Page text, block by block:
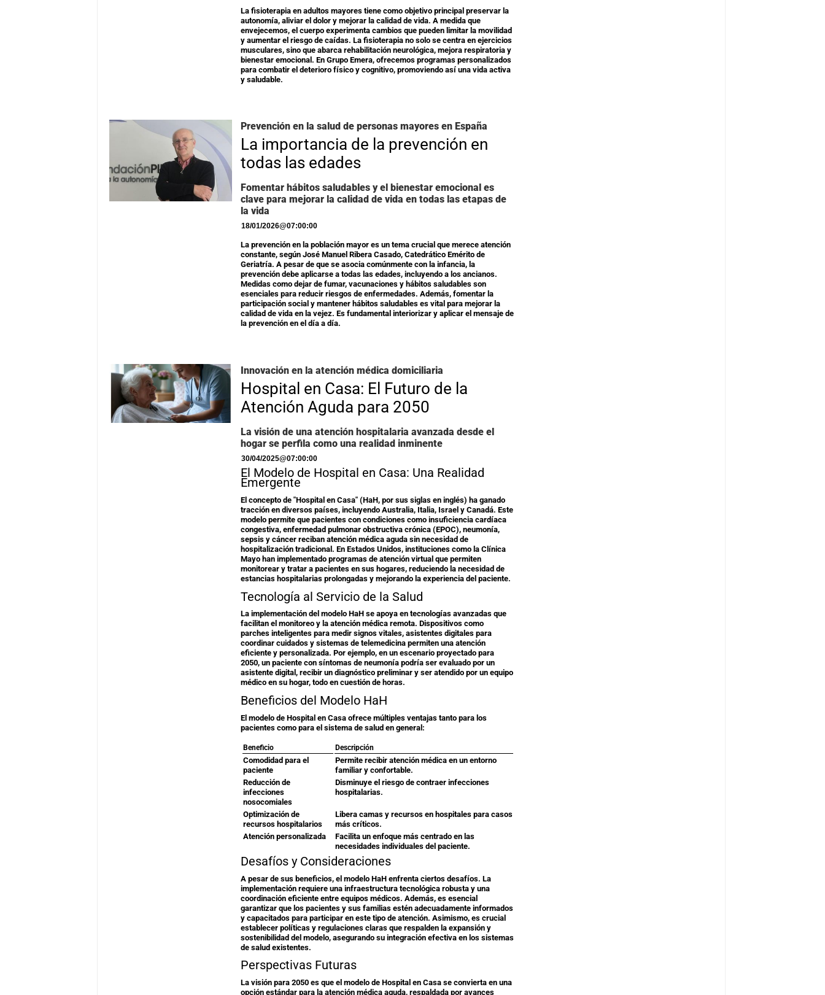
La fisioterapia en adultos mayores tiene como objetivo principal preservar la
autonomía, aliviar el dolor y mejorar la calidad de vida. A medida que
envejecemos, el cuerpo experimenta cambios que pueden limitar la movilidad
y aumentar el riesgo de caídas. La fisioterapia no solo se centra en ejercicios
musculares, sino que abarca rehabilitación neurológica, mejora respiratoria y
bienestar emocional. En Grupo Emera, ofrecemos programas personalizados
para combatir el deterioro físico y cognitivo, promoviendo así una vida activa
y saludable.
Prevención en la salud de personas mayores en España
La importancia de la prevención en
todas las edades
Fomentar hábitos saludables y el bienestar emocional es
clave para mejorar la calidad de vida en todas las etapas de
la vida
18/01/2026@07:00:00
La prevención en la población mayor es un tema crucial que merece atención
constante, según José Manuel Ribera Casado, Catedrático Emérito de
Geriatría. A pesar de que se asocia comúnmente con la infancia, la
prevención debe aplicarse a todas las edades, incluyendo a los ancianos.
Medidas como dejar de fumar, vacunaciones y hábitos saludables son
esenciales para reducir riesgos de enfermedades. Además, fomentar la
participación social y mantener hábitos saludables es vital para mejorar la
calidad de vida en la vejez. Es fundamental interiorizar y aplicar el mensaje de
la prevención en el día a día.
Innovación en la atención médica domiciliaria
Hospital en Casa: El Futuro de la
Atención Aguda para 2050
La visión de una atención hospitalaria avanzada desde el
hogar se perfila como una realidad inminente
30/04/2025@07:00:00
El Modelo de Hospital en Casa: Una Realidad
Emergente
El concepto de "Hospital en Casa" (HaH, por sus siglas en inglés) ha ganado
tracción en diversos países, incluyendo Australia, Italia, Israel y Canadá. Este
modelo permite que pacientes con condiciones como insuficiencia cardíaca
congestiva, enfermedad pulmonar obstructiva crónica (EPOC), neumonía,
sepsis y cáncer reciban atención médica aguda sin necesidad de
hospitalización tradicional. En Estados Unidos, instituciones como la Clínica
Mayo han implementado programas de atención virtual que permiten
monitorear y tratar a pacientes en sus hogares, reduciendo la necesidad de
estancias hospitalarias prolongadas y mejorando la experiencia del paciente.
Tecnología al Servicio de la Salud
La implementación del modelo HaH se apoya en tecnologías avanzadas que
facilitan el monitoreo y la atención médica remota. Dispositivos como
parches inteligentes para medir signos vitales, asistentes digitales para
coordinar cuidados y sistemas de telemedicina permiten una atención
eficiente y personalizada. Por ejemplo, en un escenario proyectado para
2050, un paciente con síntomas de neumonía podría ser evaluado por un
asistente digital, recibir un diagnóstico preliminar y ser atendido por un equipo
médico en su hogar, todo en cuestión de horas.
Beneficios del Modelo HaH
El modelo de Hospital en Casa ofrece múltiples ventajas tanto para los
pacientes como para el sistema de salud en general:
Beneficio Descripción
Comodidad para el
paciente
Permite recibir atención médica en un entorno
familiar y confortable.
Reducción de
infecciones
nosocomiales
Disminuye el riesgo de contraer infecciones
hospitalarias.
Optimización de
recursos hospitalarios
Libera camas y recursos en hospitales para casos
más críticos.
Atención personalizada
Facilita un enfoque más centrado en las
necesidades individuales del paciente.
Desafíos y Consideraciones
A pesar de sus beneficios, el modelo HaH enfrenta ciertos desafíos. La
implementación requiere una infraestructura tecnológica robusta y una
coordinación eficiente entre equipos médicos. Además, es esencial
garantizar que los pacientes y sus familias estén adecuadamente informados
y capacitados para participar en este tipo de atención. Asimismo, es crucial
establecer políticas y regulaciones claras que respalden la expansión y
sostenibilidad del modelo, asegurando su integración efectiva en los sistemas
de salud existentes.
Perspectivas Futuras
La visión para 2050 es que el modelo de Hospital en Casa se convierta en una
opción estándar para la atención médica aguda, respaldada por avances